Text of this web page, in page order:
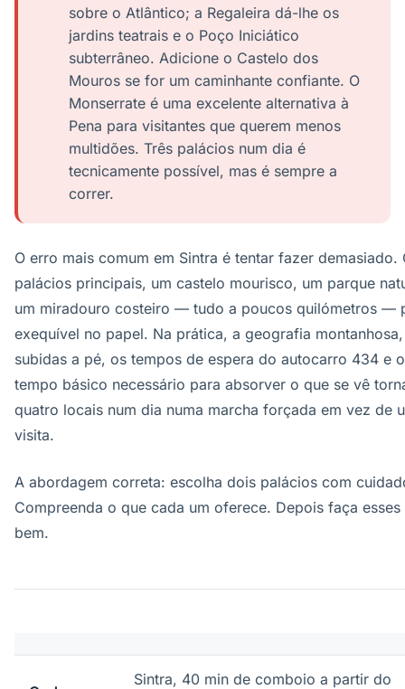
sobre o Atlântico; a Regaleira dá-lhe os
jardins teatrais e o Poço Iniciático
subterrâneo. Adicione o Castelo dos
Mouros se for um caminhante confiante. O
Monserrate é uma excelente alternativa à
Pena para visitantes que querem menos
multidões. Três palácios num dia é
tecnicamente possível, mas é sempre a
correr.
O erro mais comum em Sintra é tentar fazer demasiado.
palácios principais, um castelo mourisco, um parque
um miradouro costeiro — tudo a poucos quilómetros —
exequível no papel. Na prática, a geografia
subidas a pé, os tempos de espera do autocarro 434 e o
tempo básico necessário para absorver o que se vê
quatro locais num dia numa marcha forçada em vez de
visita.
A abordagem correta: escolha dois palácios com
Compreenda o que cada um oferece. Depois faça esses
bem.
Sintra, 40 min de comboio a partir do